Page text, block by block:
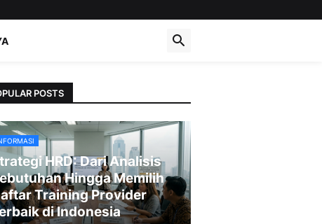
POSTS
HRD: Dari Analisis
Hingga Memilih
Training Provider
di Indonesia